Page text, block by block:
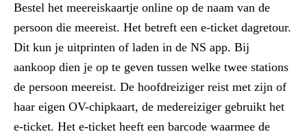
Bestel het meereiskaartje online op de naam van de
persoon die meereist. Het betreft een e-ticket dagretour.
Dit kun je uitprinten of laden in de NS app. Bij
aankoop dien je op te geven tussen welke twee stations
de persoon meereist. De hoofdreiziger reist met zijn of
haar eigen OV-chipkaart, de medereiziger gebruikt het
e-ticket. Het e-ticket heeft een barcode waarmee de